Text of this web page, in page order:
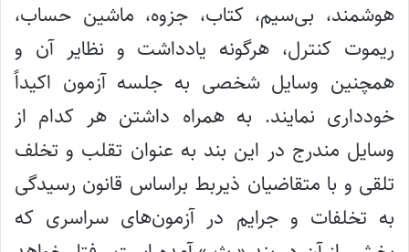
هوشمند، بی‌سیم، کتاب، جزوه، ماشین ‌حساب،
ریموت کنترل، هرگونه یادداشت و نظایر آن و
همچنین وسایل شخصی به جلسه آزمون اکیداً
خودداری نمایند. به همراه داشتن هر کدام از
وسایل مندرج در این بند به عنوان تقلب و تخلف
تلقی و با متقاضیان ذیربط براساس قانون رسیدگی
به تخلفات و جرایم در آزمون‌های سراسری که